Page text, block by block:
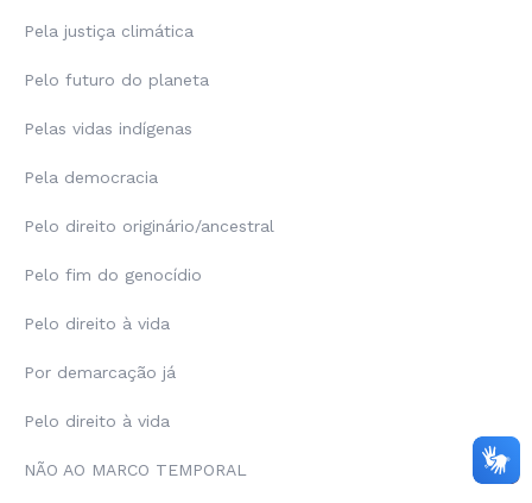
Pela justiça climática
Pelo futuro do planeta
Pelas vidas indígenas
Pela democracia
Pelo direito originário/ancestral
Pelo fim do genocídio
Pelo direito à vida
Por demarcação já
Pelo direito à vida
NÃO AO MARCO TEMPORAL